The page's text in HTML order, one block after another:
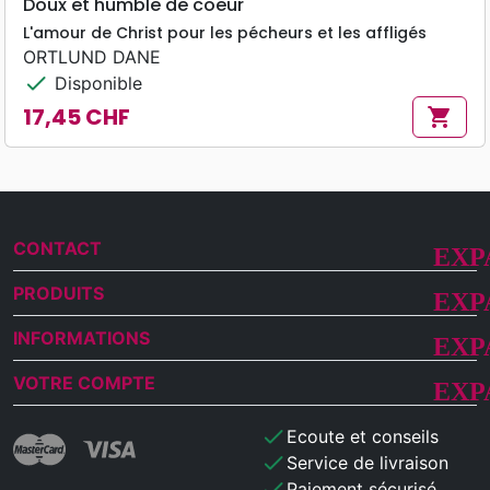
L'amour de Christ pour les pécheurs et les affligés
ORTLUND DANE
check Disponible
Prix
17,45 CHF shopping_cart
CONTACT
PRODUITS
INFORMATIONS
VOTRE COMPTE
check Ecoute et conseils
check Service de livraison